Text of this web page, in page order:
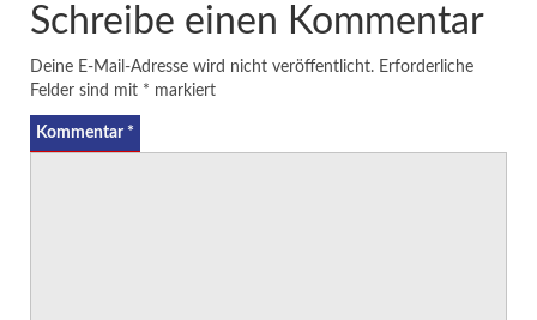
Schreibe einen Kommentar
Deine E-Mail-Adresse wird nicht veröffentlicht. Erforderliche
Felder sind mit * markiert
Kommentar *